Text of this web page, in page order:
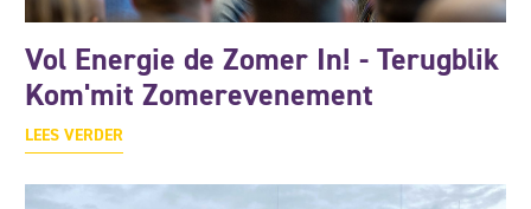
Vol Energie de Zomer In! - Terugblik
Kom'mit Zomerevenement
LEES VERDER